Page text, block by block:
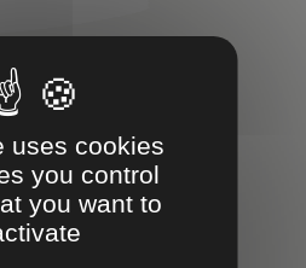
le Réseau Temps 2 Sport !
par l’objet
uses cookies
you control
you want to